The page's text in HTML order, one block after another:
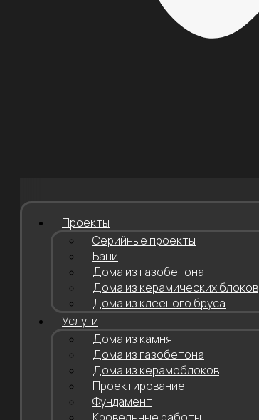
Проекты
Серийные проекты
Бани
Дома из газобетона
Дома из керамических блоков
Дома из клееного бруса
Услуги
Дома из камня
Дома из газобетона
Дома из керамоблоков
Проектирование
Фундамент